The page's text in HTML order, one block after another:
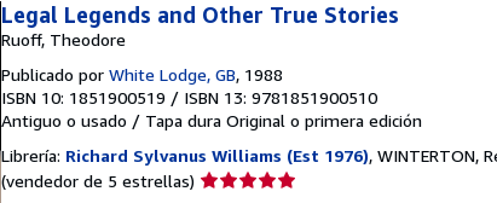
Legal Legends and Other True Stories
Ruoff, Theodore
Publicado por White Lodge, GB, 1988
ISBN 10: 1851900519 / ISBN 13: 9781851900510
Antiguo o usado / Tapa dura Original o primera edición
Librería: Richard Sylvanus Williams (Est 1976), WINTERTON,
(vendedor de 5 estrellas) Calificación